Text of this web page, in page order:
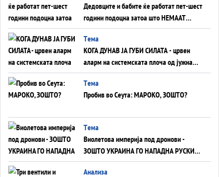
Дедовците и бабите ќе работат пет-шест
години подоцна затоа што НЕМААТ
ВНУЦИ ДА ГИ ЗАМЕНАТ
Tема
КОГА ДУНАВ ЈА ГУБИ СИЛАТА - црвен
аларм на системската плоча од јужна
Германија до Црното Море...
Tема
Пробив во Сеута: МАРОКО, ЗОШТО?
Tема
Виолетова империја под дронови -
ЗОШТО УКРАИНА ГО НАПАДНА РУСКИОТ
WILDBERRIES
Aнализа